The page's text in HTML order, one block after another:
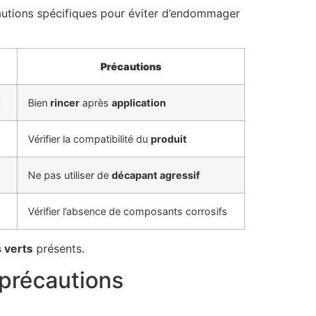
spécifiques pour éviter d’endommager
Précautions
Bien rincer après application
Vérifier la compatibilité du produit
Ne pas utiliser de décapant agressif
Vérifier l’absence de composants corrosifs
verts présents.